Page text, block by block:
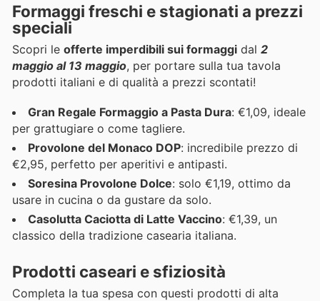
Formaggi freschi e stagionati a prezzi
speciali
Scopri le offerte imperdibili sui formaggi dal 2
maggio al 13 maggio, per portare sulla tua tavola
prodotti italiani e di qualità a prezzi scontati!
Gran Regale Formaggio a Pasta Dura: €1,09, ideale
per grattugiare o come tagliere.
Provolone del Monaco DOP: incredibile prezzo di
€2,95, perfetto per aperitivi e antipasti.
Soresina Provolone Dolce: solo €1,19, ottimo da
usare in cucina o da gustare da solo.
Casolutta Caciotta di Latte Vaccino: €1,39, un
classico della tradizione casearia italiana.
Prodotti caseari e sfiziosità
Completa la tua spesa con questi prodotti di alta